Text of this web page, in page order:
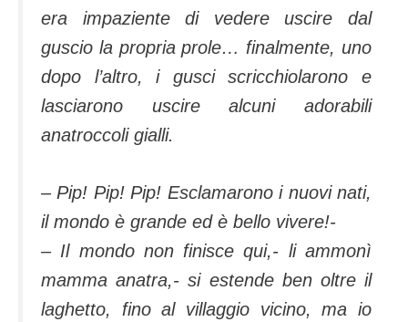
era impaziente di vedere uscire dal
guscio la propria prole… finalmente, uno
dopo l’altro, i gusci scricchiolarono e
lasciarono uscire alcuni adorabili
anatroccoli gialli.
– Pip! Pip! Pip! Esclamarono i nuovi nati,
il mondo è grande ed è bello vivere!-
– Il mondo non finisce qui,- li ammonì
mamma anatra,- si estende ben oltre il
laghetto, fino al villaggio vicino, ma io